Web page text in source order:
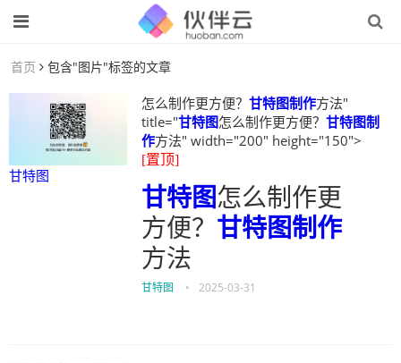
首页 包含"图片"标签的文章
甘特图
怎么制作更方便？ 甘特图制作方法"
title="甘特图怎么制作更方便？ 甘特图制
作方法" width="200" height="150">
[置顶]
甘特图怎么制作更
方便？ 甘特图制作
方法
甘特图 • 2025-03-31